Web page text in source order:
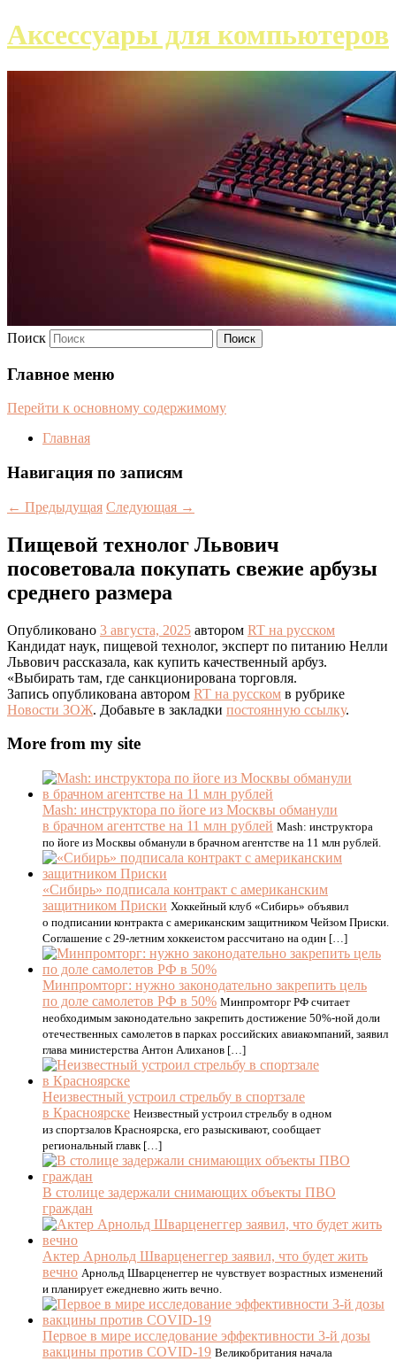
Аксессуары для компьютеров
Поиск
Главное меню
Перейти к основному содержимому
Главная
Навигация по записям
← Предыдущая Следующая →
Пищевой технолог Львович
посоветовала покупать свежие арбузы
среднего размера
Опубликовано 3 августа, 2025 автором RT на русском
Кандидат наук, пищевой технолог, эксперт по питанию Нелли
Львович рассказала, как купить качественный арбуз.
«Выбирать там, где санкционирована торговля.
Запись опубликована автором RT на русском в рубрике
Новости ЗОЖ. Добавьте в закладки постоянную ссылку.
More from my site
Mash: инструктора по йоге из Москвы обманули
в брачном агентстве на 11 млн рублей Mash: инструктора
по йоге из Москвы обманули в брачном агентстве на 11 млн рублей.
«Сибирь» подписала контракт с американским
защитником Приски Хоккейный клуб «Сибирь» объявил
о подписании контракта с американским защитником Чейзом Приски.
Соглашение с 29‑летним хоккеистом рассчитано на один […]
Минпромторг: нужно законодательно закрепить цель
по доле самолетов РФ в 50% Минпромторг РФ считает
необходимым законодательно закрепить достижение 50%-ной доли
отечественных самолетов в парках российских авиакомпаний, заявил
глава министерства Антон Алиханов […]
Неизвестный устроил стрельбу в спортзале
в Красноярске Неизвестный устроил стрельбу в одном
из спортзалов Красноярска, его разыскивают, сообщает
региональный главк […]
В столице задержали снимающих объекты ПВО
граждан
Актер Арнольд Шварценеггер заявил, что будет жить
вечно Арнольд Шварценеггер не чувствует возрастных изменений
и планирует ежедневно жить вечно.
Первое в мире исследование эффективности 3-й дозы
вакцины против COVID-19 Великобритания начала